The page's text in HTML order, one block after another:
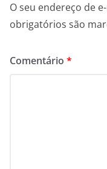
O seu endereço de
obrigatórios são
Comentário *